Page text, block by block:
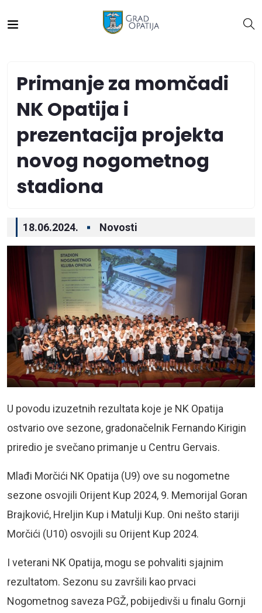
Primanje za momčadi
NK Opatija i
prezentacija projekta
novog nogometnog
stadiona
18.06.2024. Novosti
U povodu izuzetnih rezultata koje je NK Opatija
ostvario ove sezone, gradonačelnik Fernando Kirigin
priredio je svečano primanje u Centru Gervais.
Mlađi Morčići NK Opatija (U9) ove su nogometne
sezone osvojili Orijent Kup 2024, 9. Memorijal Goran
Brajković, Hreljin Kup i Matulji Kup. Oni nešto stariji
Morčići (U10) osvojili su Orijent Kup 2024.
I veterani NK Opatija, mogu se pohvaliti sjajnim
rezultatom. Sezonu su završili kao prvaci
Nogometnog saveza PGŽ, pobijedivši u finalu Gornji